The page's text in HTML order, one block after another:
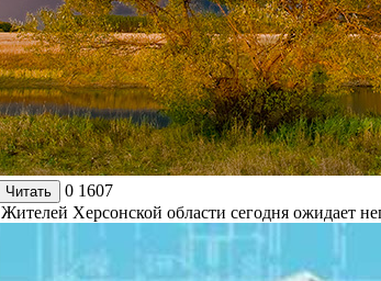
Читать 0 1607
Жителей Херсонской области сегодня ожидает